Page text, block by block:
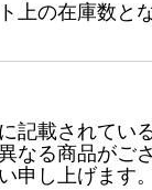
上の在庫数と
記載されてい
なる商品がご
申し上げます。